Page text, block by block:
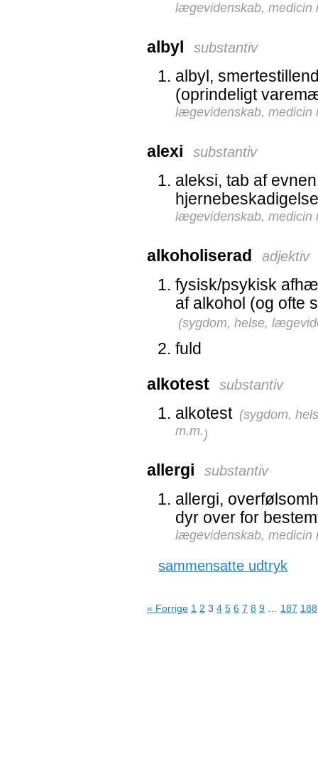
lægevidenskab, medicin
albyl
substantiv
albyl,
(oprindeligt
lægevidenskab, medicin
alexi
substantiv
aleksi, tab af
hjernebeskadigelse
lægevidenskab, medicin
alkoholiserad
adjektiv
fysisk/psykisk
af alkohol (og ofte
(sygdom, helse,
fuld
alkotest
substantiv
alkotest (sygdom,
m.m. )
allergi substantiv
allergi,
dyr over for
lægevidenskab, medicin
sammensatte udtryk
« Forrige 1 2 3 4 5 6 7 8 9 187 188